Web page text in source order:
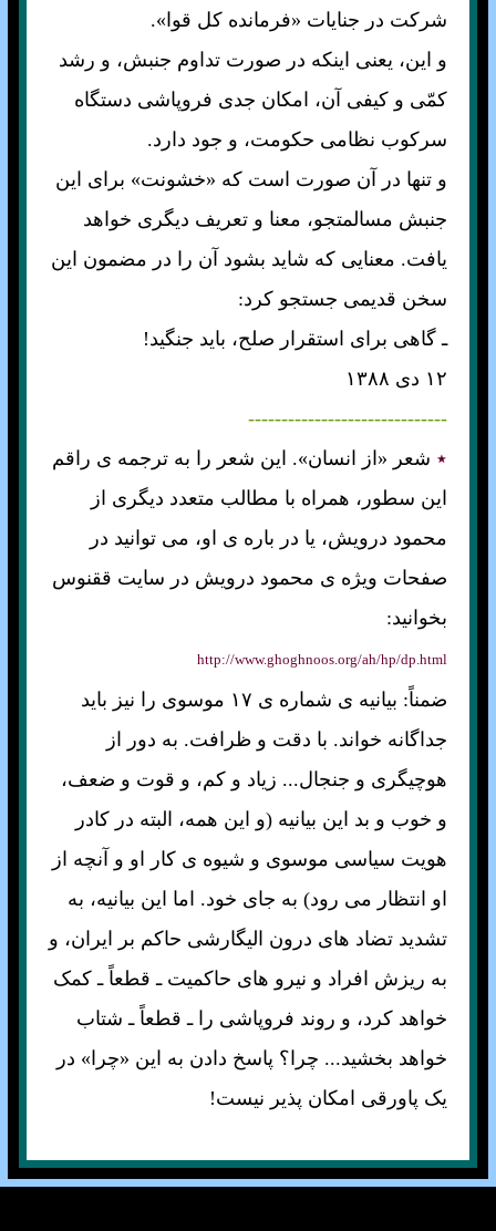
شرکت در جنايات «فرمانده کل قوا».
و اين، يعنی اينکه در صورت تداوم جنبش، و رشد
کمّی و کيفی آن، امکان جدی فروپاشی دستگاه
سرکوب نظامی حکومت، و جود دارد.
و تنها در آن صورت است که «خشونت» برای اين
جنبش مسالمتجو، معنا و تعريف ديگری خواهد
يافت. معنايی که شايد بشود آن را در مضمون اين
سخن قديمی جستجو کرد:
ـ گاهی برای استقرار صلح، بايد جنگيد!
۱۲ دی ۱۳۸۸
------------------------------
٭ شعر «از انسان». اين شعر را به ترجمه ی راقم
اين سطور، همراه با مطالب متعدد ديگری از
محمود درويش، يا در باره ی او، می توانيد در
صفحات ويژه ی محمود درويش در سايت ققنوس
بخوانيد:
http://www.ghoghnoos.org/ah/hp/dp.html
ضمناً: بيانيه ی شماره ی ۱۷ موسوی را نيز بايد
جداگانه خواند. با دقت و ظرافت. به دور از
هوچيگری و جنجال... زياد و کم، و قوت و ضعف،
و خوب و بد اين بيانيه (و اين همه، البته در کادر
هويت سياسی موسوی و شيوه ی کار او و آنچه از
او انتظار می رود) به جای خود. اما اين بيانيه، به
تشديد تضاد های درون اليگارشی حاکم بر ايران، و
به ريزش افراد و نيرو های حاکميت ـ قطعاً ـ کمک
خواهد کرد، و روند فروپاشی را ـ قطعاً ـ شتاب
خواهد بخشيد... چرا؟ پاسخ دادن به اين «چرا» در
يک پاورقی امکان پذير نيست!